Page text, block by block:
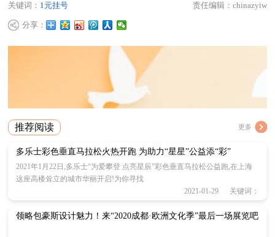
关键词： 1元挂号 责任编辑：chinazyiw
分享：
推荐阅读 更多
多乐士彩色垂直马拉松火热开跑 为助力“星星”公益添“彩”
2021年1月22日,多乐士“为爱攀登 点亮星辰”彩色垂直马拉松公益跑,在上海
这座高楼耸立的城市华丽开启!为你寻找
2021-01-29 关键词：
领略包豪斯设计魅力！来“2020成都·欧洲文化季”最后一场展览吧